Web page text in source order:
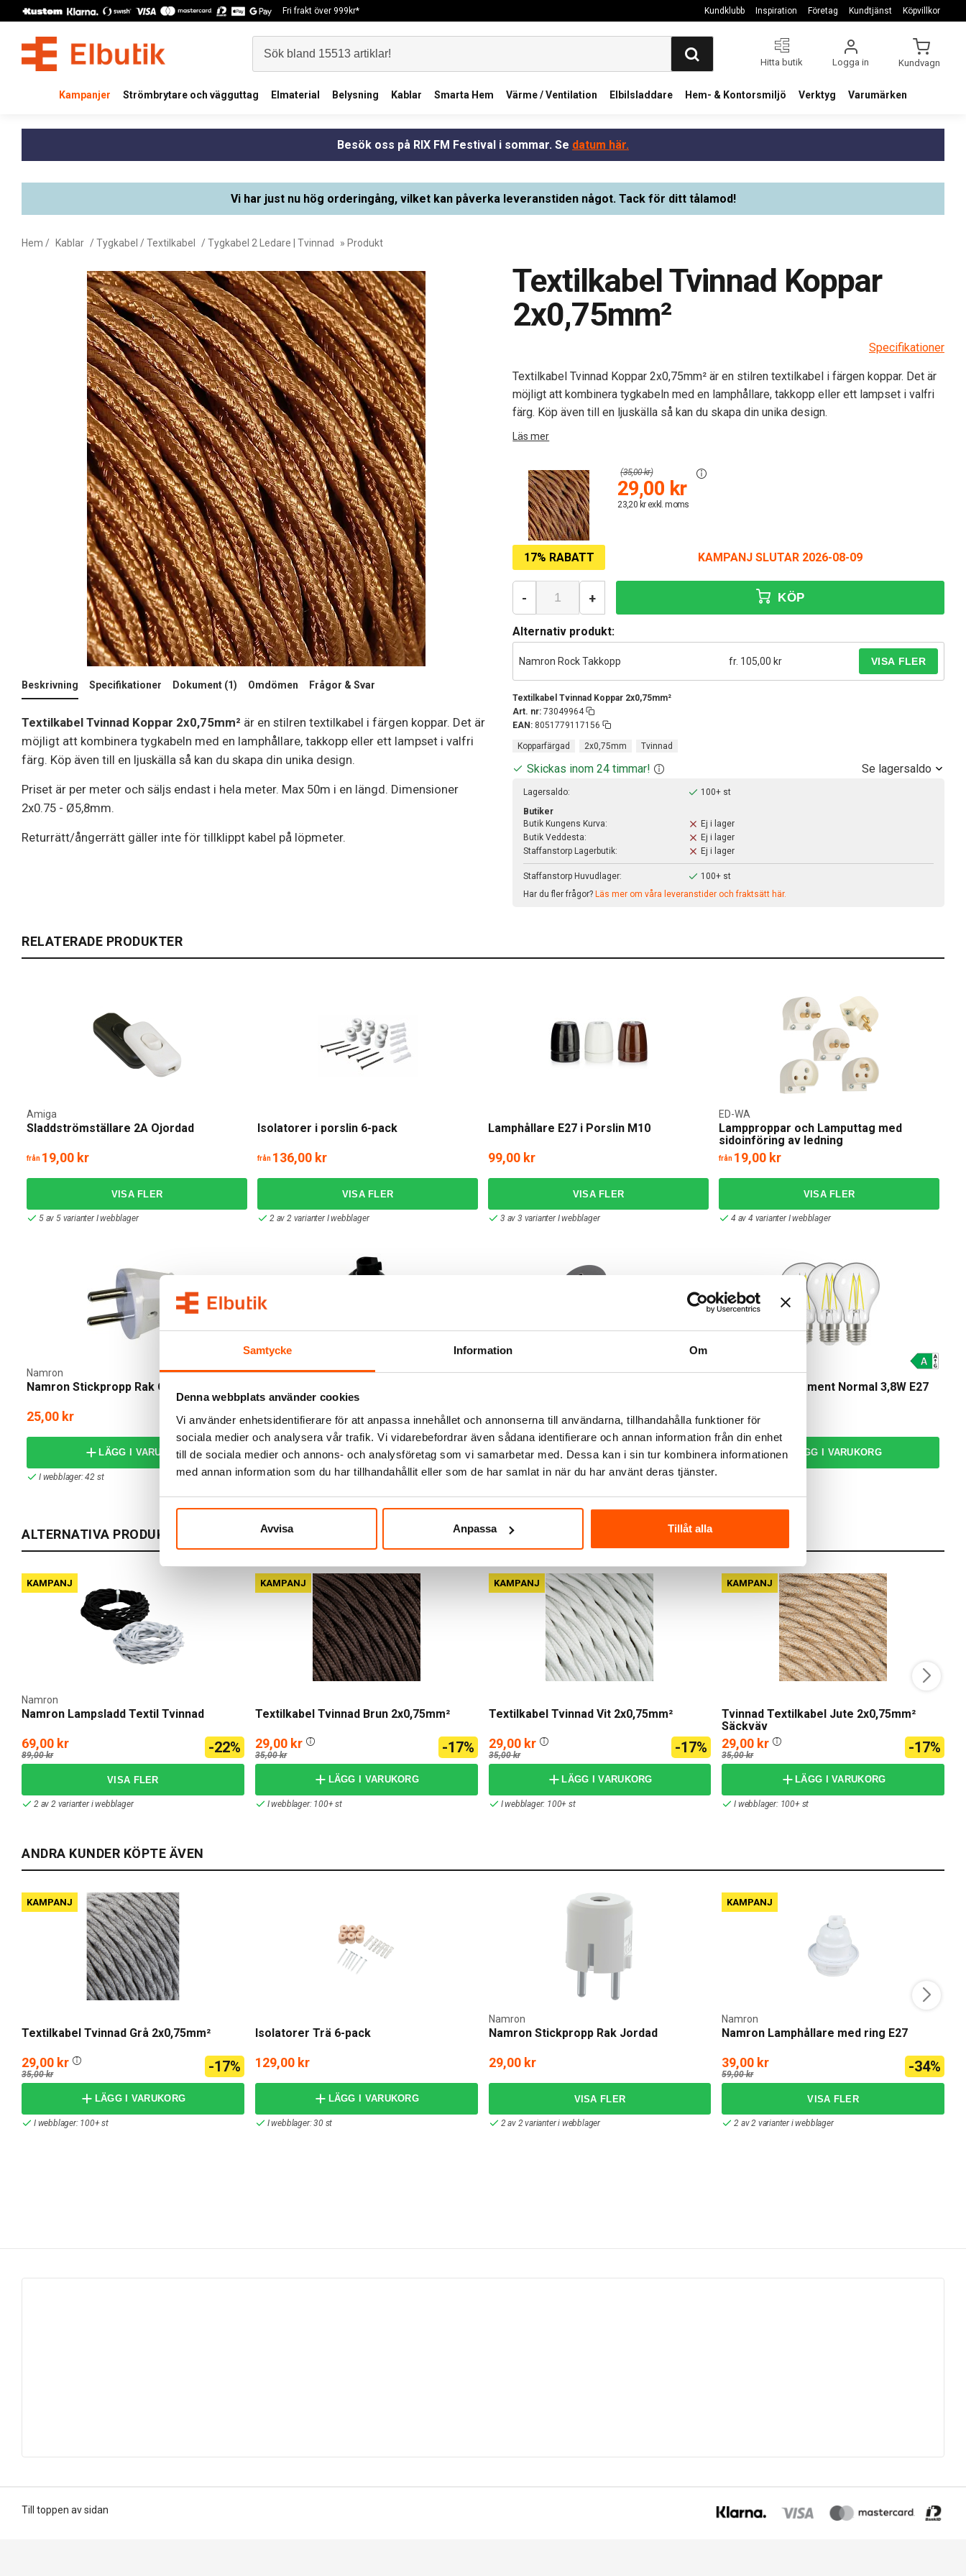
Samtycke Information Om
Denna webbplats använder cookies
Vi använder enhetsidentifierare för att anpassa innehållet och annonserna till användarna, tillhandahålla funktioner för
sociala medier och analysera vår trafik. Vi vidarebefordrar även sådana identifierare och annan information från din enhet
till de sociala medier och annons- och analysföretag som vi samarbetar med. Dessa kan i sin tur kombinera informationen
med annan information som du har tillhandahållit eller som de har samlat in när du har använt deras tjänster.
Avvisa Anpassa Tillåt alla
Fri frakt över 999kr* Kundklubb Inspiration Företag Kundtjänst Köpvillkor
Hitta butik Logga in Kundvagn
Kampanjer Strömbrytare och vägguttag Elmaterial Belysning Kablar Smarta Hem Värme / Ventilation Elbilsladdare Hem- & Kontorsmiljö Verktyg Varumärken
Besök oss på RIX FM Festival i sommar. Se datum här.
Vi har just nu hög orderingång, vilket kan påverka leveranstiden något. Tack för ditt tålamod!
Hem / Kablar /Tygkabel / Textilkabel /Tygkabel 2 Ledare | Tvinnad » Produkt
Beskrivning Specifikationer Dokument (1) Omdömen Frågor & Svar
Textilkabel Tvinnad Koppar 2x0,75mm² är en stilren textilkabel i färgen koppar. Det är
möjligt att kombinera tygkabeln med en lamphållare, takkopp eller ett lampset i valfri
färg. Köp även till en ljuskälla så kan du skapa din unika design.
Priset är per meter och säljs endast i hela meter. Max 50m i en längd. Dimensioner
2x0.75 - Ø5,8mm.
Returrätt/ångerrätt gäller inte för tillklippt kabel på löpmeter.
Textilkabel Tvinnad Koppar
2x0,75mm²
Specifikationer
Textilkabel Tvinnad Koppar 2x0,75mm² är en stilren textilkabel i färgen koppar. Det är
möjligt att kombinera tygkabeln med en lamphållare, takkopp eller ett lampset i valfri
färg. Köp även till en ljuskälla så kan du skapa din unika design.
Läs mer
17% RABATT KAMPANJ SLUTAR 2026-08-09
29,00 kr
23,20 kr exkl. moms
(35,00 kr)
Textilkabel Tvinnad Koppar 2x0,75mm²
Art. nr: 73049964
EAN: 8051779117156
- + KÖP
Kopparfärgad 2x0,75mm Tvinnad
Alternativ produkt:
Namron Rock Takkopp fr. 105,00 kr
Skickas inom 24 timmar! Se lagersaldo
Lagersaldo:
100+ st
Butiker
Butik Kungens Kurva:
Ej i lager
Butik Veddesta:
Ej i lager
Staffanstorp Lagerbutik:
Ej i lager
Staffanstorp Huvudlager:
100+ st
Har du fler frågor? Läs mer om våra leveranstider och fraktsätt här.
RELATERADE PRODUKTER
Sladdströmställare 2A Ojordad
Amiga
från 19,00 kr
5 av 5 varianter I webblager
Isolatorer i porslin 6-pack
från 136,00 kr
2 av 2 varianter I webblager
Lamphållare E27 i Porslin M10
99,00 kr
3 av 3 varianter I webblager
Lampproppar och Lamputtag med
sidoinföring av ledning
ED-WA
från 19,00 kr
4 av 4 varianter I webblager
Namron Stickpropp Rak Ojordad
Namron
25,00 kr
LÄGG I VARUKORG
I webblager: 42 st
Namron
19,00 kr -34%
2 av 2 varianter I webblager
Namron
105,00 kr -18%
2 av 2 varianter I webblager
Namron LED Filament Normal 3,8W E27
Namron
99,00 kr
LÄGG I VARUKORG
ALTERNATIVA PRODUKTER
KAMPANJ
Namron Lampsladd Textil Tvinnad
Namron
69,00 kr
89,00 kr -22%
2 av 2 varianter i webblager
KAMPANJ
Textilkabel Tvinnad Brun 2x0,75mm²
29,00 kr
35,00 kr -17%
LÄGG I VARUKORG
I webblager: 100+ st
KAMPANJ
Textilkabel Tvinnad Vit 2x0,75mm²
29,00 kr
35,00 kr -17%
LÄGG I VARUKORG
I webblager: 100+ st
KAMPANJ
Tvinnad Textilkabel Jute 2x0,75mm²
Säckväv
29,00 kr
35,00 kr -17%
LÄGG I VARUKORG
I webblager: 100+ st
ANDRA KUNDER KÖPTE ÄVEN
KAMPANJ
Textilkabel Tvinnad Grå 2x0,75mm²
29,00 kr
35,00 kr -17%
LÄGG I VARUKORG
I webblager: 100+ st
Isolatorer Trä 6-pack
129,00 kr
LÄGG I VARUKORG
I webblager: 30 st
Namron Stickpropp Rak Jordad
Namron
29,00 kr
2 av 2 varianter i webblager
KAMPANJ
Namron Lamphållare med ring E27
Namron
39,00 kr
59,00 kr -34%
2 av 2 varianter i webblager
Till toppen av sidan